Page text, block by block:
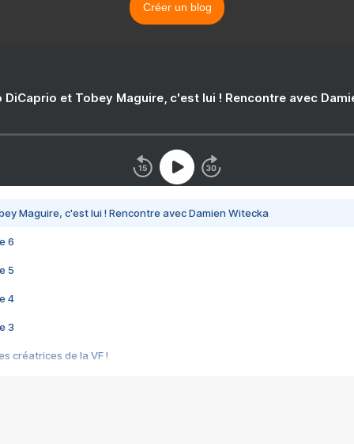
Créer un blog
DiCaprio et Tobey Maguire, c'est lui ! Rencontre avec
Maguire, c'est lui ! Rencontre avec Damien Witecka
6
5
4
3
créatrices de la VF !